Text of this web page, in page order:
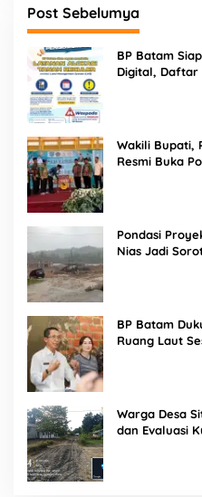
Post Sebelumya
BP Batam
Digital, Daftar
Wakili Bupati,
Resmi Buka
Pondasi
Nias Jadi
BP Batam
Ruang Laut
Warga Desa
dan Evaluasi